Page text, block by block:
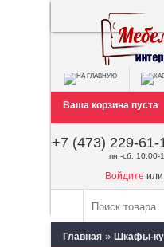
Ваша корзина пуста
+7 (473) 229-61-
пн.-сб. 10:00-
Войдите или
Главная » Шкафы-